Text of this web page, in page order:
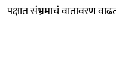
पक्षात संभ्रमाचं वातावरण